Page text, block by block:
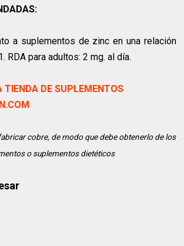
a suplementos de zinc en una relación
RDA para adultos: 2 mg. al día.
TIENDA DE SUPLEMENTOS
cobre, de modo que debe obtenerlo de los
o suplementos dietéticos